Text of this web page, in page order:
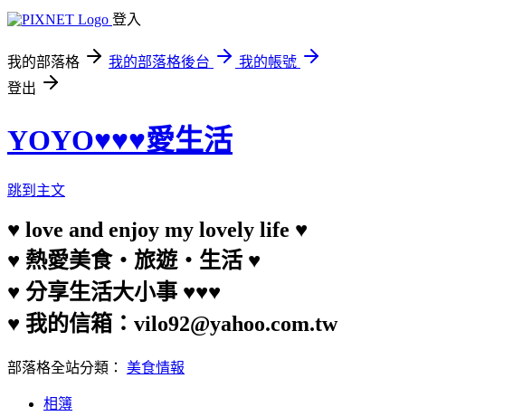
登入
我的部落格 我的部落格後台
我的帳號
登出
YOYO♥♥♥愛生活
跳到主文
♥ love and enjoy my lovely life ♥
♥ 熱愛美食‧旅遊‧生活 ♥
♥ 分享生活大小事 ♥♥♥
♥ 我的信箱：vilo92@yahoo.com.tw
部落格全站分類： 美食情報
相簿